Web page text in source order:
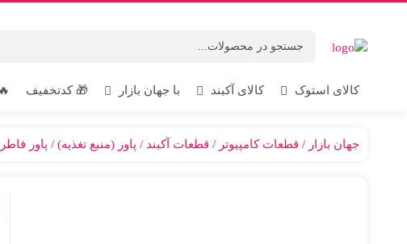
کالای استوک کالای آکبند با جهان بازار 🎁 کدتخفیف
جهان بازار قطعات کامپیوتر قطعات آکبند پاور (منبع تغذیه) پاور فاطر